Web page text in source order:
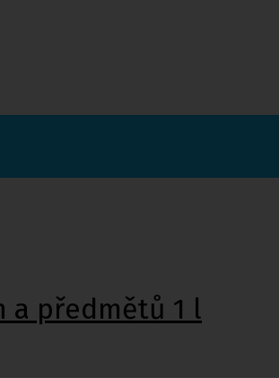
a předmětů 1 l